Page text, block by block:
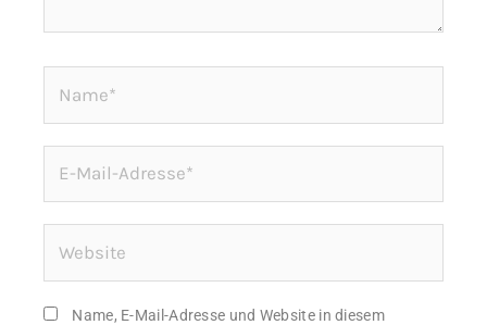
Mail-
Adresse*
Name, E-Mail-Adresse und Website in diesem